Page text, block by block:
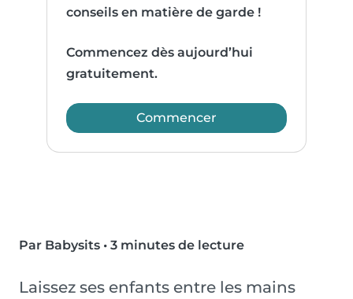
conseils en matière de garde !
Commencez dès aujourd’hui
gratuitement.
Commencer
Par Babysits • 3 minutes de lecture
Laissez ses enfants entre les mains